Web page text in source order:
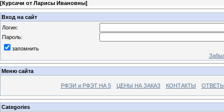
[Курсачи от Ларисы Ивановны]
Вход на сайт
Логин:
Пароль:
запомнить
Меню сайта
РФЭИ и РФЭТ НА 5 ЦЕНЫ НА ЗАКАЗ КОНТАКТЫ
Categories